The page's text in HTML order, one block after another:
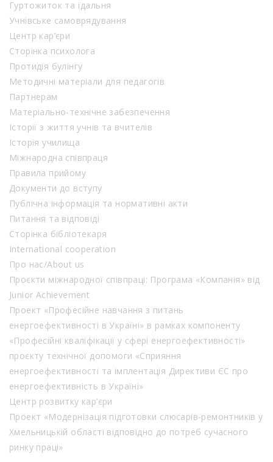
Гуртожиток та їдальня
Учнівське самоврядування
Центр кар’єри
Сторінка психолога
Протидія булінгу
Методичні матеріали для педагогів
Партнерам
Матеріально-технічне забезпечення
Історії з життя учнів та вчителів
Історія училища
Міжнародна співпраця
Правила прийому
Документи до вступу
Публічна інформація та нормативні акти
Питання та відповіді
Сторінка бібліотекаря
International cooperation
Про нас/About us
Проєкти міжнародної співпраці: Програма «Компанія» від
Junior Achievement
Проект «Професійне навчання з питань
енергоефективності в Україні» в рамках компоненту
«Професійні кваліфікації у сфері енергоефективності»
проєкту технічної допомоги «Сприяння
енергоефективності та імплентація Директиви ЄС про
енергоефективність в Україні»
Центр розвитку кар’єри
Проект «Модернізація підготовки слюсарів-ремонтників у
Хмельницькій області відповідно до потреб сучасного
ринку праці»